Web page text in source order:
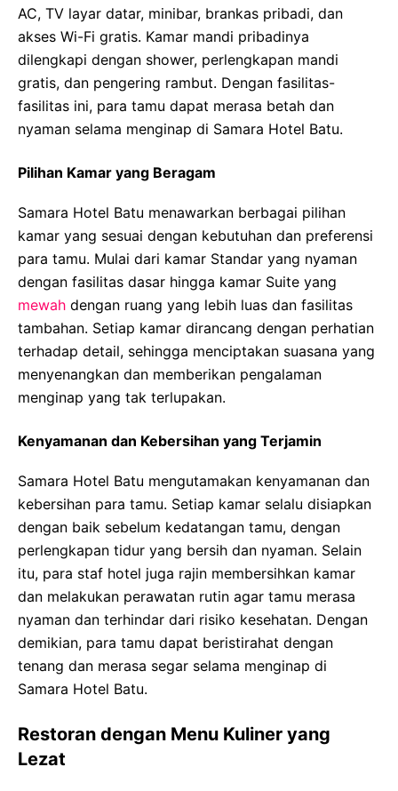
AC, TV layar datar, minibar, brankas pribadi, dan
akses Wi-Fi gratis. Kamar mandi pribadinya
dilengkapi dengan shower, perlengkapan mandi
gratis, dan pengering rambut. Dengan fasilitas-
fasilitas ini, para tamu dapat merasa betah dan
nyaman selama menginap di Samara Hotel Batu.
Pilihan Kamar yang Beragam
Samara Hotel Batu menawarkan berbagai pilihan
kamar yang sesuai dengan kebutuhan dan preferensi
para tamu. Mulai dari kamar Standar yang nyaman
dengan fasilitas dasar hingga kamar Suite yang
mewah dengan ruang yang lebih luas dan fasilitas
tambahan. Setiap kamar dirancang dengan perhatian
terhadap detail, sehingga menciptakan suasana yang
menyenangkan dan memberikan pengalaman
menginap yang tak terlupakan.
Kenyamanan dan Kebersihan yang Terjamin
Samara Hotel Batu mengutamakan kenyamanan dan
kebersihan para tamu. Setiap kamar selalu disiapkan
dengan baik sebelum kedatangan tamu, dengan
perlengkapan tidur yang bersih dan nyaman. Selain
itu, para staf hotel juga rajin membersihkan kamar
dan melakukan perawatan rutin agar tamu merasa
nyaman dan terhindar dari risiko kesehatan. Dengan
demikian, para tamu dapat beristirahat dengan
tenang dan merasa segar selama menginap di
Samara Hotel Batu.
Restoran dengan Menu Kuliner yang
Lezat